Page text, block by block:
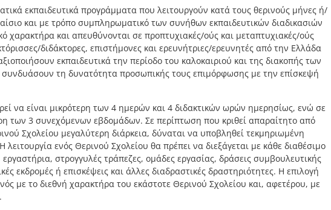
εκπαιδευτικά προγράμματα που λειτουργούν κατά τους θερινούς μήνες ή/
και με τρόπο συμπληρωματικό των συνήθων εκπαιδευτικών διαδικασιών
χαρακτήρα και απευθύνονται σε προπτυχιακές/ούς και μεταπτυχιακές/ούς
διδάκτορες, επιστήμονες και ερευνήτριες/ερευνητές από την Ελλάδα
εκπαιδευτικά την περίοδο του καλοκαιριού και της διακοπής των
τη δυνατότητα προσωπικής τους επιμόρφωσης με την επίσκεψή
να είναι μικρότερη των 4 ημερών και 4 διδακτικών ωρών ημερησίως, ενώ σε
των 3 συνεχόμενων εβδομάδων. Σε περίπτωση που κριθεί απαραίτητο από
Σχολείου μεγαλύτερη διάρκεια, δύναται να υποβληθεί τεκμηριωμένη
ενός Θερινού Σχολείου θα πρέπει να διεξάγεται με κάθε διαθέσιμο
στρογγυλές τράπεζες, ομάδες εργασίας, δράσεις συμβουλευτικής
εκδρομές ή επισκέψεις και άλλες διαδραστικές δραστηριότητες. Η επιλογή
με το διεθνή χαρακτήρα του εκάστοτε Θερινού Σχολείου και, αφετέρου, με